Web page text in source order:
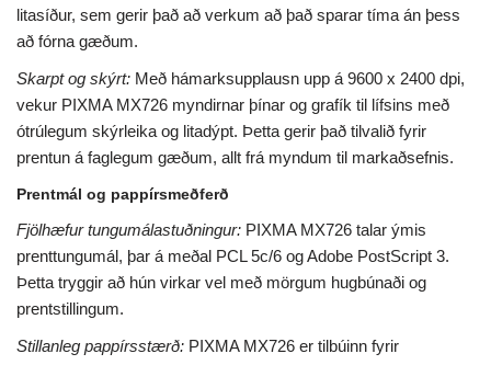
litasíður, sem gerir það að verkum að það sparar tíma án þess
að fórna gæðum.
Skarpt og skýrt: Með hámarksupplausn upp á 9600 x 2400 dpi,
vekur PIXMA MX726 myndirnar þínar og grafík til lífsins með
ótrúlegum skýrleika og litadýpt. Þetta gerir það tilvalið fyrir
prentun á faglegum gæðum, allt frá myndum til markaðsefnis.
Prentmál og pappírsmeðferð
Fjölhæfur tungumálastuðningur: PIXMA MX726 talar ýmis
prenttungumál, þar á meðal PCL 5c/6 og Adobe PostScript 3.
Þetta tryggir að hún virkar vel með mörgum hugbúnaði og
prentstillingum.
Stillanleg pappírsstærð: PIXMA MX726 er tilbúinn fyrir